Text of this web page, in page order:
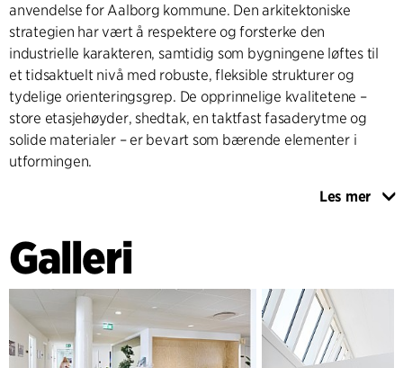
anvendelse for Aalborg kommune. Den arkitektoniske
strategien har vært å respektere og forsterke den
industrielle karakteren, samtidig som bygningene løftes til
et tidsaktuelt nivå med robuste, fleksible strukturer og
tydelige orienteringsgrep. De opprinnelige kvalitetene –
store etasjehøyder, shedtak, en taktfast fasaderytme og
solide materialer – er bevart som bærende elementer i
utformingen.
På bygningsnivå er hver etasje organisert med en distinkt
trapperom. Disse fungerer som nøkkelrom med felles
fasiliteter som toalettkjerner og større møterom, noe som
minimerer arealforbruk og sikrer optimal utnyttelse på tvers
av brukergrupper. Den øverste etasjen er innredet til Senter
for psykisk helse, der intime samtalerom kombineres med
store, lyse kursarealer under de renoverte shedtakene.
Les mer
Galleri